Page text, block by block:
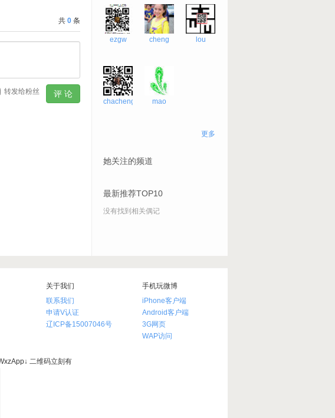
共 0 条
转发给粉丝
ezgw cheng lou
chacheng mao
更多
她关注的频道
最新推荐TOP10
没有找到相关偶记
关于我们
联系我们
申请V认证
辽ICP备15007046号
手机玩微博
iPhone客户端
Android客户端
3G网页
WAP访问
二维码立刻有